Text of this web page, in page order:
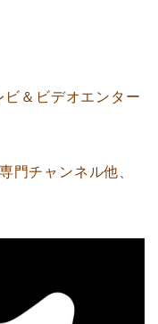
＆ビデオエンター
門チャンネル他、